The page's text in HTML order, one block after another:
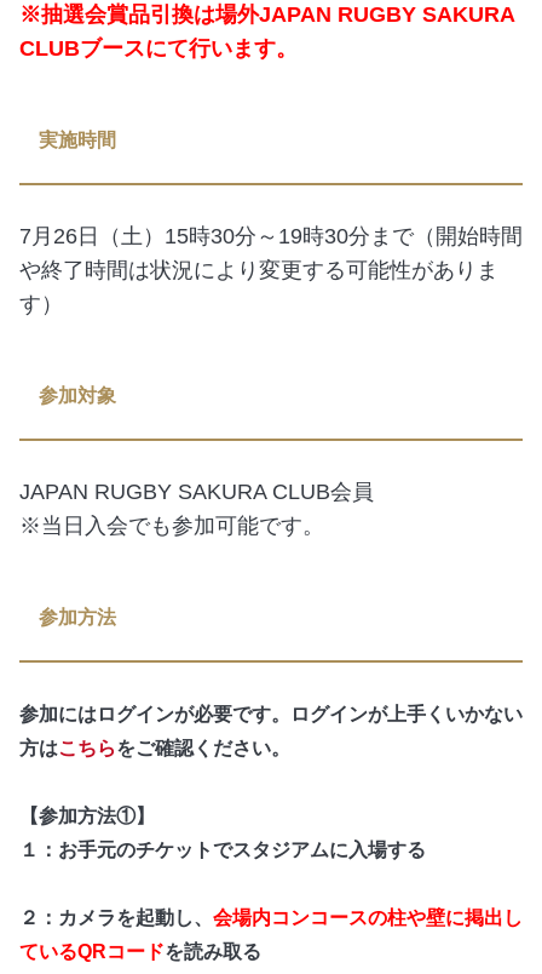
※抽選会賞品引換は場外JAPAN RUGBY SAKURA
CLUBブースにて行います。
実施時間
7月26日（土）15時30分～19時30分まで（開始時間
や終了時間は状況により変更する可能性がありま
す）
参加対象
JAPAN RUGBY SAKURA CLUB会員
※当日入会でも参加可能です。
参加方法
参加にはログインが必要です。ログインが上手くいかない
方はこちらをご確認ください。
【参加方法①】
１：お手元のチケットでスタジアムに入場する
２：カメラを起動し、 会場内コンコースの柱や壁に掲出し
ているQRコードを読み取る